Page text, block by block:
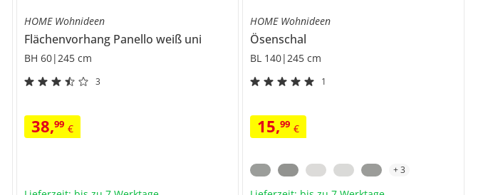
HOME Wohnideen
Flächenvorhang Panello weiß uni
BH 60|245 cm
3
38,99 €
HOME Wohnideen
Ösenschal
BL 140|245 cm
1
15,99 €
+3